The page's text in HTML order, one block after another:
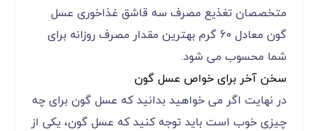
متخصصان تغذیع مصرف سه قاشق غذاخوری عسل
گون معادل 60 گرم بهترین مقدار مصرف روزانه برای
شما محسوب می شود.
سخن آخر برای خواص عسل گون
در نهایت اگر می خواهید بدانید که عسل گون برای چه
چیزی خوب است باید توجه کنید که عسل گون، یکی از